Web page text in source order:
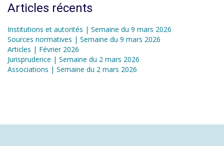
Articles récents
Institutions et autorités | Semaine du 9 mars 2026
Sources normatives | Semaine du 9 mars 2026
Articles | Février 2026
Jurisprudence | Semaine du 2 mars 2026
Associations | Semaine du 2 mars 2026